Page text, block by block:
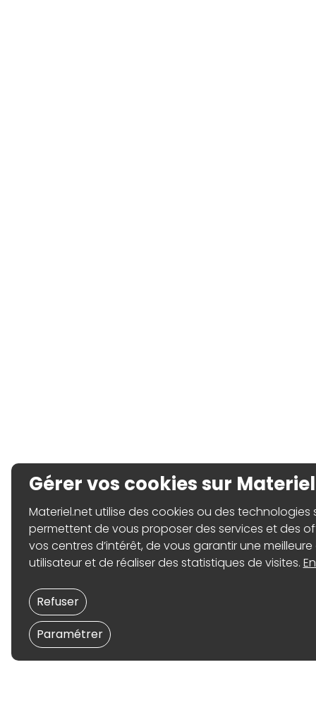
Gérer vos cookies sur
Materiel.net utilise des cookies ou des technologies
permettent de vous proposer des services et des
vos centres d’intérêt, de vous garantir une
utilisateur et de réaliser des statistiques de visites.
Paramétrer
Refuser